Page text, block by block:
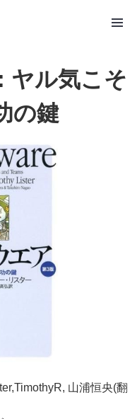
ヤル気こそ
の鍵
山浦恒央(翻